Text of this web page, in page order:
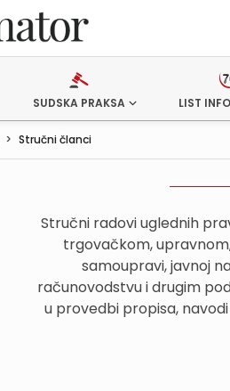
SUDSKA PRAKSA LIST
> Stručni članci
Stručni radovi uglednih
trgovačkom,
samoupravi, javnoj
računovodstvu i drugim
u provedbi propisa,